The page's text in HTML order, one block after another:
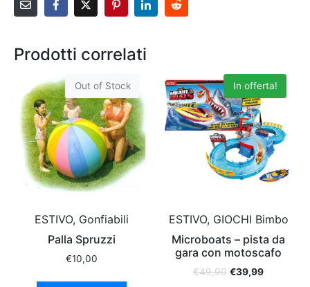
Prodotti correlati
Out of Stock
ESTIVO, Gonfiabili
Palla Spruzzi
€10,00
In offerta!
ESTIVO, GIOCHI Bimbo
Microboats – pista da
gara con motoscafo
€49,90 €39,99